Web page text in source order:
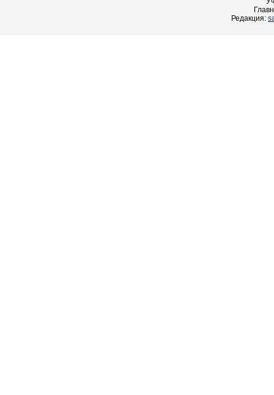
Редакция: